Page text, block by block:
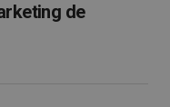
de